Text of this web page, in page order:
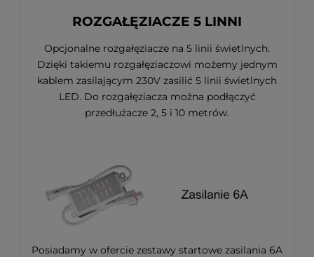
ROZGAŁĘZIACZE 5 LINNI
Opcjonalne rozgałęziacze na 5 linii świetlnych.
Dzięki takiemu rozgałęziaczowi możemy jednym
kablem zasilającym 230V zasilić 5 linii świetlnych
LED. Do rozgałęziacza można podłączyć
przedłużacze 2, 5 i 10 metrów.
Posiadamy w ofercie zestawy startowe zasilania 6A